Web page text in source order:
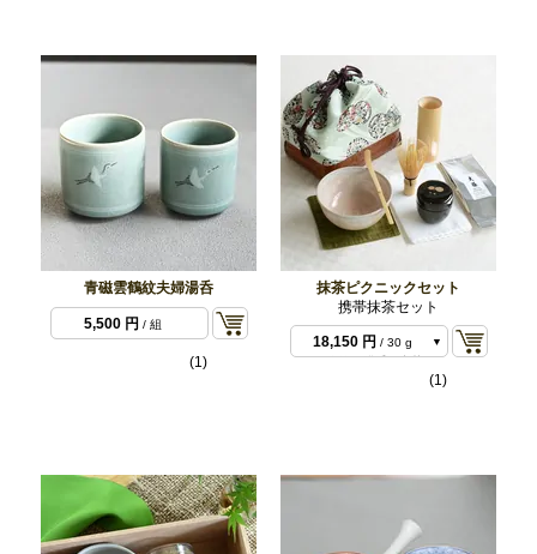
青磁雲鶴紋夫婦湯呑
5,500 円 / 組
(1)
抹茶ピクニックセット
携帯抹茶セット
18,150 円/ 30 g
あ）刷毛目三島野点茶
碗
18,150 円 / 30 g
(1)